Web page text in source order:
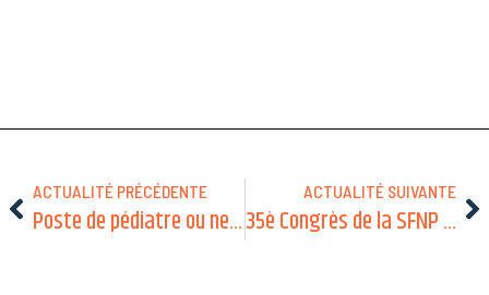
ACTUALITÉ PRÉCÉDENTE
Poste de pédiatre ou neuropédiatre au SESSAD Paris 75015
ACTUALITÉ SUIVANTE
35è Congrès de la SFNP du 21 au 23 janvier 2026 – Amiens